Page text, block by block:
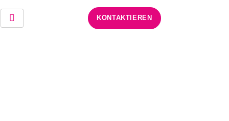
KONTAKTIEREN